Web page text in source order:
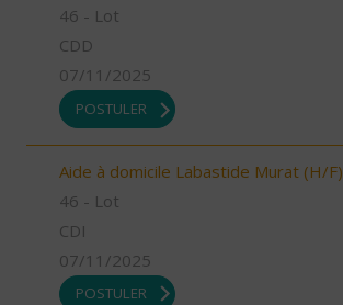
46 - Lot
CDD
07/11/2025
POSTULER
Aide à domicile Labastide Murat (H/F)
46 - Lot
CDI
07/11/2025
POSTULER